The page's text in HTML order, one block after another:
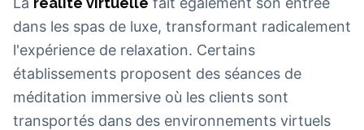
dans les spas de luxe, transformant radicalement
l'expérience de relaxation. Certains
établissements proposent des séances de
méditation immersive où les clients sont
transportés dans des environnements virtuels